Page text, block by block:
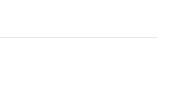
Lonely